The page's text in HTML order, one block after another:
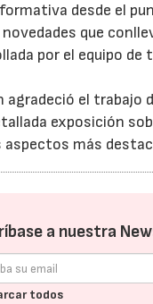
desde el
que
por el equipo de
agradeció el trabajo
exposición
aspectos más
a nuestra
todos